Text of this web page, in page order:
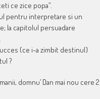
ce zice popa”.
pentru interpretare si un
la capitolul persuadare
(ce i-a zimbit destinul)
?
domnu’ Dan mai nou cere